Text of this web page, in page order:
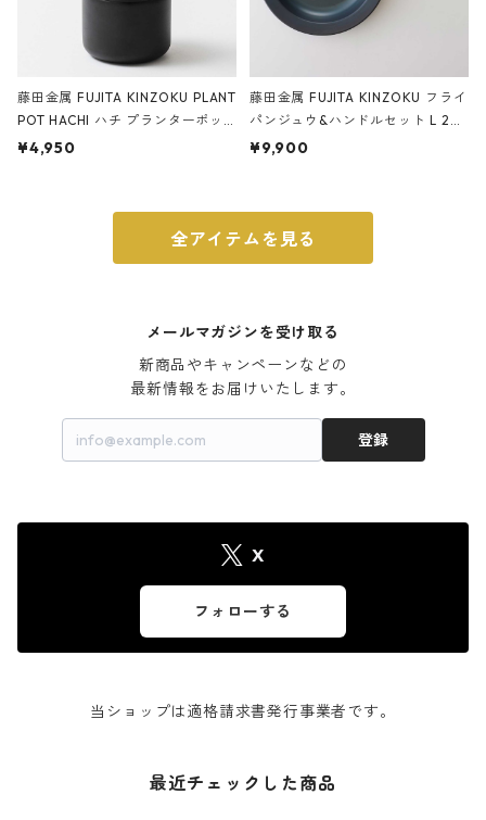
藤田金属 FUJITA KINZOKU PLANT
POT HACHI ハチ プランターポッ
ト 3号 ブラック
¥4,950
藤田金属 FUJITA KINZOKU フライ
パンジュウ&ハンドルセット L 24c
m ガス火・IH対応 鉄フライパン
¥9,900
全アイテムを見る
メールマガジンを受け取る
新商品やキャンペーンなどの
最新情報をお届けいたします。
登録
X
フォローする
当ショップは適格請求書発行事業者です。
最近チェックした商品